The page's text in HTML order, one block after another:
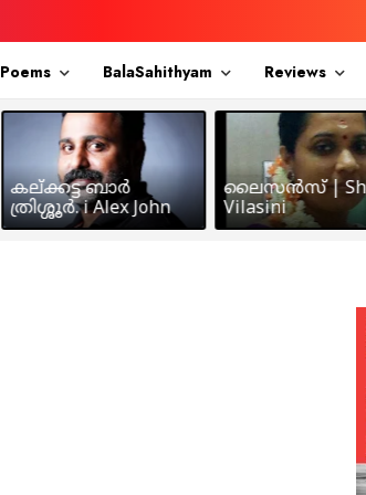
Poems BalaSahithyam Reviews
കല്ക്കട്ട ബാർ
ത്രിശ്ശൂർ. i Alex John
ലൈസൻസ് |
Vilasini